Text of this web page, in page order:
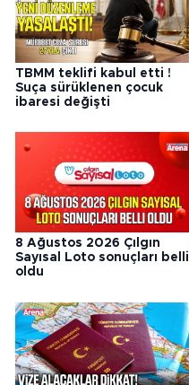
TBMM teklifi kabul etti !
Suça sürüklenen çocuk
ibaresi değişti
8 Ağustos 2026 Çılgın
Sayısal Loto sonuçları belli
oldu